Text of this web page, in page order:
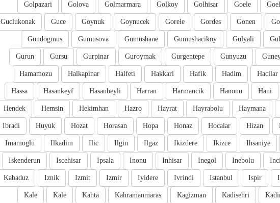
Goele
Golhisar
Golkoy
Golmarmara
Golova
Golpazari
Gonen
Gordes
Gorele
Goynucek
Goynuk
Guce
Guclukonak
Gulyali
Gumushacikoy
Gumushane
Gumusova
Gundogmus
Gunyuzu
Gurgentepe
Guroymak
Gurpinar
Gursu
Gurun
Hacilar
Hadim
Hafik
Hakkari
Halfeti
Halkapinar
Hamamozu
Hani
Hanonu
Harmancik
Harran
Hasanbeyli
Hasankeyf
Hassa
Haymana
Hayrabolu
Hayrat
Hazro
Hekimhan
Hemsin
Hendek
Hizan
Hocalar
Honaz
Hopa
Horasan
Hozat
Huyuk
Ibradi
Ihsaniye
Ikizce
Ikizdere
Ilgaz
Ilgin
Ilic
Ilkadim
Imamoglu
Inebolu
Inegol
Inhisar
Inonu
Ipsala
Iscehisar
Iskenderun
Ispir
Istanbul
Ivrindi
Iyidere
Izmir
Izmit
Iznik
Kabaduz
Kadisehri
Kagizman
Kahramanmaras
Kahta
Kale
Kale